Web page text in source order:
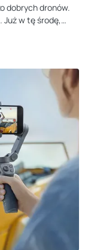
dobrych dronów.
Już w tę środę,…